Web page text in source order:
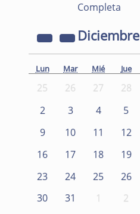
Completa
Diciembre
Lun Mar Mié Jue
25 26 27 28
2
3 4 5
9
10 11 12
16
17 18 19
23
24 25 26
30
31 1 2